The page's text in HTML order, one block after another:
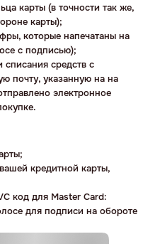
карты (в точности так же,
карты);
которые напечатаны на
с подписью);
средств с
почту, указанную на на
электронное
кредитной карты,
код для Master Card:
для подписи на обороте